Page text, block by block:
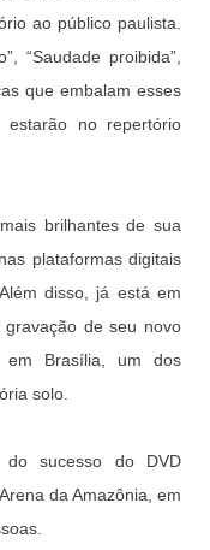
ao público paulista.
“Saudade proibida”,
que embalam esses
no repertório
brilhantes de sua
plataformas digitais
disso, já está em
de seu novo
em Brasília, um dos
solo.
sucesso do DVD
da Amazônia, em